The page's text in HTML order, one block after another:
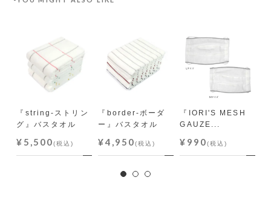
『string-ストリン
グ』バスタオル
¥5,500(税込)
『border-ボーダ
ー』バスタオル
¥4,950(税込)
『IORI'S MESH
GAUZE...
¥990(税込)